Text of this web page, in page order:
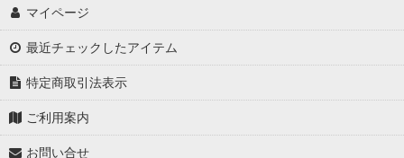
マイページ
最近チェックしたアイテム
特定商取引法表示
ご利用案内
お問い合せ